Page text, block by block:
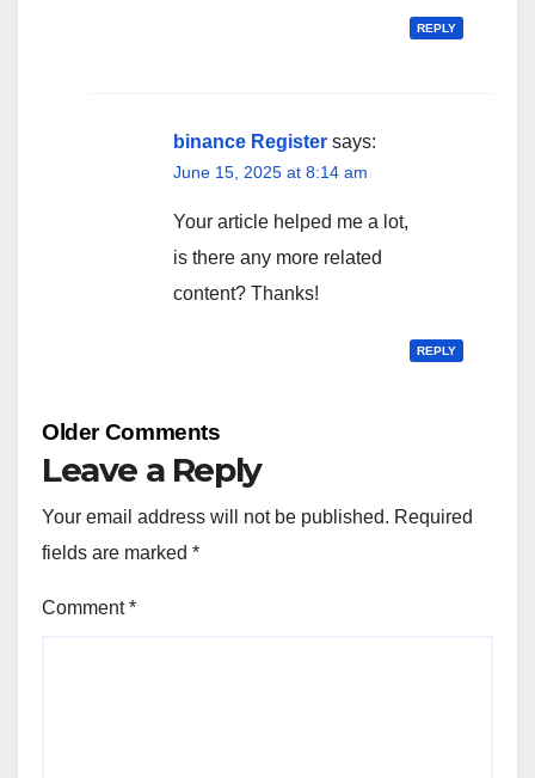
REPLY
binance Register says:
June 15, 2025 at 8:14 am
Your article helped me a lot,
is there any more related
content? Thanks!
REPLY
Comment
Older Comments
Leave a Reply
Your email address will not be published. Required
fields are marked *
Comment*